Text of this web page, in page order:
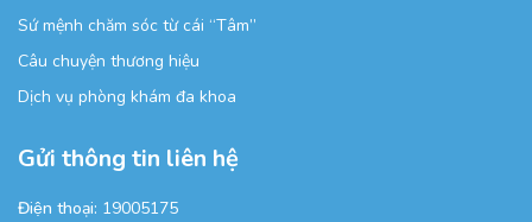
Sứ mệnh chăm sóc từ cái “Tâm”
Câu chuyện thương hiệu
Dịch vụ phòng khám đa khoa
Gửi thông tin liên hệ
Điện thoại: 19005175